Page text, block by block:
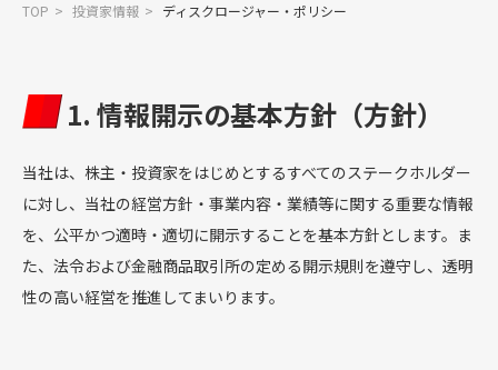
当社について
BUSINESS
事業紹介
IR INFORMATION
投資家情報
RECRUIT
TOP 投資家情報 ディスクロージャー・ポリシー
1. 情報開示の基本方針（方針）
当社は、株主・投資家をはじめとするすべてのステークホルダー
に対し、当社の経営方針・事業内容・業績等に関する重要な情報
を、公平かつ適時・適切に開示することを基本方針とします。ま
た、法令および金融商品取引所の定める開示規則を遵守し、透明
性の高い経営を推進してまいります。